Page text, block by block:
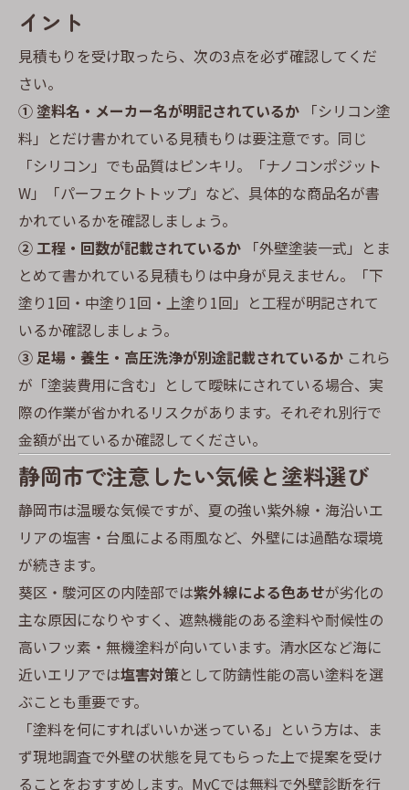
イント
見積もりを受け取ったら、次の3点を必ず確認してくだ
さい。
① 塗料名・メーカー名が明記されているか 「シリコン塗
料」とだけ書かれている見積もりは要注意です。同じ
「シリコン」でも品質はピンキリ。「ナノコンポジット
W」「パーフェクトトップ」など、具体的な商品名が書
かれているかを確認しましょう。
② 工程・回数が記載されているか 「外壁塗装一式」とま
とめて書かれている見積もりは中身が見えません。「下
塗り1回・中塗り1回・上塗り1回」と工程が明記されて
いるか確認しましょう。
③ 足場・養生・高圧洗浄が別途記載されているか これら
が「塗装費用に含む」として曖昧にされている場合、実
際の作業が省かれるリスクがあります。それぞれ別行で
金額が出ているか確認してください。
静岡市で注意したい気候と塗料選び
静岡市は温暖な気候ですが、夏の強い紫外線・海沿いエ
リアの塩害・台風による雨風など、外壁には過酷な環境
が続きます。
葵区・駿河区の内陸部では紫外線による色あせが劣化の
主な原因になりやすく、遮熱機能のある塗料や耐候性の
高いフッ素・無機塗料が向いています。清水区など海に
近いエリアでは塩害対策として防錆性能の高い塗料を選
ぶことも重要です。
「塗料を何にすればいいか迷っている」という方は、ま
ず現地調査で外壁の状態を見てもらった上で提案を受け
ることをおすすめします。MyCでは無料で外壁診断を行